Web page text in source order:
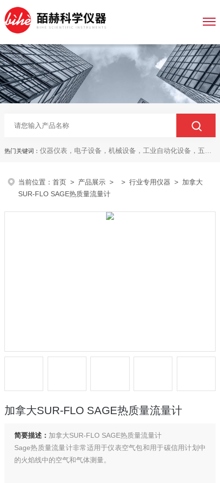
热门关键词： 仪器仪表，电子设备，机械设备，工业自动化设备，五金产品，电线电缆，金属材料，电子
当前位置：首页 > 产品展示 > >行业专用仪器 > 加拿大
SUR-FLO SAGE热质量流量计
加拿大SUR-FLO SAGE热质量流量计
简要描述： 加拿大SUR-FLO SAGE热质量流量计
Sage热质量流量计非常适用于仪表空气包和用于碳信用计划中
的火焰线中的空气和气体测量。